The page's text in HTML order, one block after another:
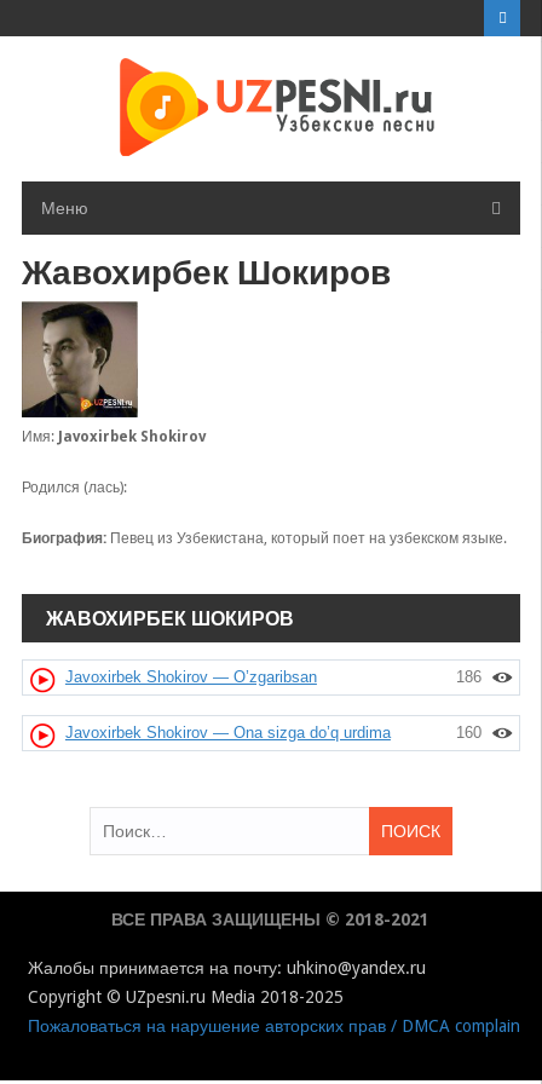
Меню
Жавохирбек Шокиров
Имя: Javoxirbek Shokirov
Родился (лась):
Биография: Певец из Узбекистана, который поет на узбекском языке.
ЖАВОХИРБЕК ШОКИРОВ
186
Javoxirbek Shokirov — O’zgaribsan
160
Javoxirbek Shokirov — Ona sizga do’q urdima
ВСЕ ПРАВА ЗАЩИЩЕНЫ © 2018-2021
Жалобы принимается на почту: uhkino@yandex.ru
Copyright © UZpesni.ru Media 2018-2025
Пожаловаться на нарушение авторских прав / DMCA complain